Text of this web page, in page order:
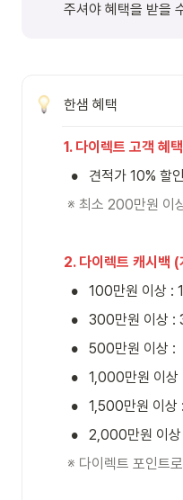
주셔야 혜택을 받을
한샘 혜택
1. 다이렉트 고객 혜택
•
견적가 10% 할인
※ 최소 200만원 이
2. 다이렉트 캐시백 (
• 100만원 이상 :
• 300만원 이상 :
• 500만원 이상 :
• 1,000만원 이상
• 1,500만원 이상
•
2,000만원 이
※ 다이렉트 포인트